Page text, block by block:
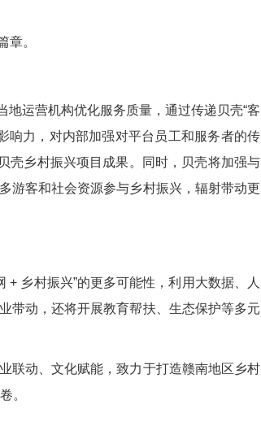
章。
运营机构优化服务质量，通过传递贝壳“客
响力，对内部加强对平台员工和服务者的传
壳乡村振兴项目成果。同时，贝壳将加强与
游客和社会资源参与乡村振兴，辐射带动更
乡村振兴”的更多可能性，利用大数据、人
带动，还将开展教育帮扶、生态保护等多元
动、文化赋能，致力于打造赣南地区乡村
。